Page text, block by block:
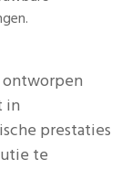
ontworpen
in
prestaties
te